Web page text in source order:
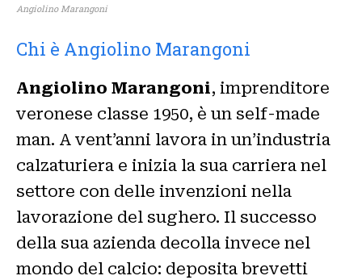
Angiolino Marangoni
Chi è Angiolino Marangoni
Angiolino Marangoni, imprenditore
veronese classe 1950, è un self-made
man. A vent’anni lavora in un’industria
calzaturiera e inizia la sua carriera nel
settore con delle invenzioni nella
lavorazione del sughero. Il successo
della sua azienda decolla invece nel
mondo del calcio: deposita brevetti